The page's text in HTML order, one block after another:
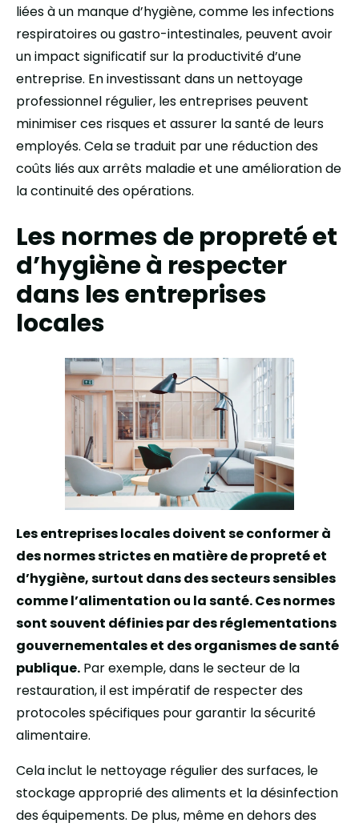
liées à un manque d’hygiène, comme les infections
respiratoires ou gastro-intestinales, peuvent avoir
un impact significatif sur la productivité d’une
entreprise. En investissant dans un nettoyage
professionnel régulier, les entreprises peuvent
minimiser ces risques et assurer la santé de leurs
employés. Cela se traduit par une réduction des
coûts liés aux arrêts maladie et une amélioration de
la continuité des opérations.
Les normes de propreté et
d’hygiène à respecter
dans les entreprises
locales
Les entreprises locales doivent se conformer à
des normes strictes en matière de propreté et
d’hygiène, surtout dans des secteurs sensibles
comme l’alimentation ou la santé.Ces normes
sont souvent définies par des réglementations
gouvernementales et des organismes de santé
publique. Par exemple, dans le secteur de la
restauration, il est impératif de respecter des
protocoles spécifiques pour garantir la sécurité
alimentaire.
Cela inclut le nettoyage régulier des surfaces, le
stockage approprié des aliments et la désinfection
des équipements. De plus, même en dehors des